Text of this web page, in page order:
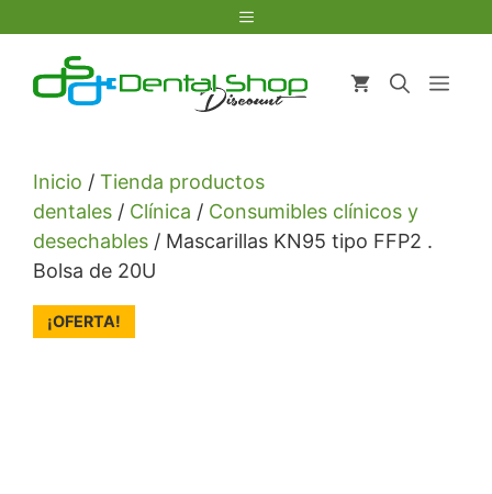
contenido
Menú
Inicio / Tienda productos
dentales / Clínica / Consumibles clínicos y
desechables / Mascarillas KN95 tipo FFP2 .
Bolsa de 20U
¡OFERTA!